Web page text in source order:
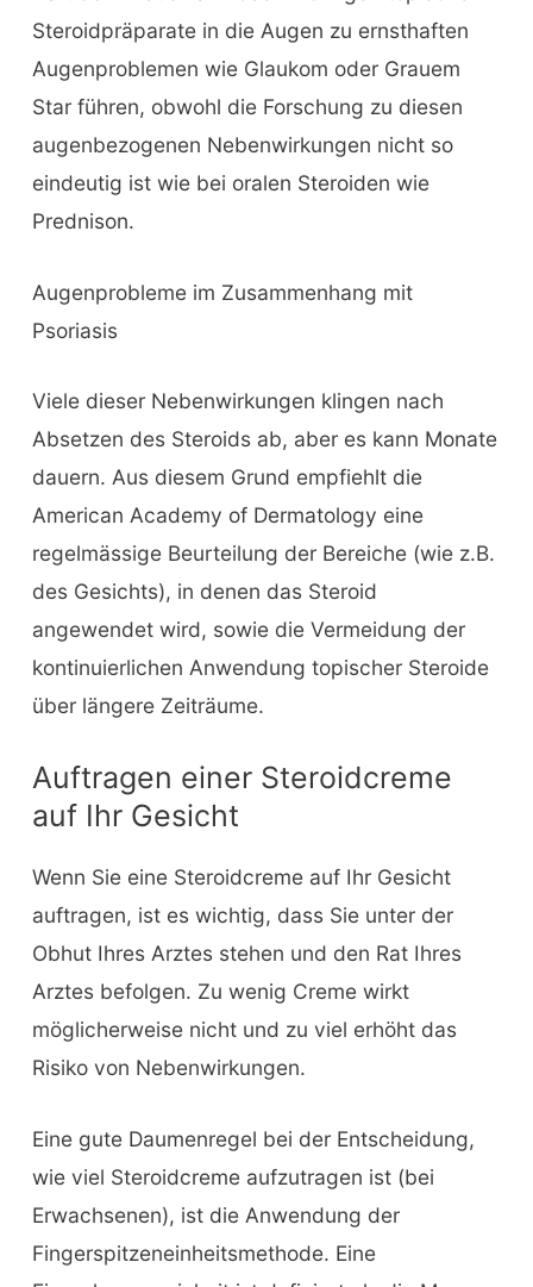
Steroidpräparate in die Augen zu ernsthaften
Augenproblemen wie Glaukom oder Grauem
Star führen, obwohl die Forschung zu diesen
augenbezogenen Nebenwirkungen nicht so
eindeutig ist wie bei oralen Steroiden wie
Prednison.
Augenprobleme im Zusammenhang mit
Psoriasis
Viele dieser Nebenwirkungen klingen nach
Absetzen des Steroids ab, aber es kann Monate
dauern. Aus diesem Grund empfiehlt die
American Academy of Dermatology eine
regelmässige Beurteilung der Bereiche (wie z.B.
des Gesichts), in denen das Steroid
angewendet wird, sowie die Vermeidung der
kontinuierlichen Anwendung topischer Steroide
über längere Zeiträume.
Auftragen einer Steroidcreme
auf Ihr Gesicht
Wenn Sie eine Steroidcreme auf Ihr Gesicht
auftragen, ist es wichtig, dass Sie unter der
Obhut Ihres Arztes stehen und den Rat Ihres
Arztes befolgen. Zu wenig Creme wirkt
möglicherweise nicht und zu viel erhöht das
Risiko von Nebenwirkungen.
Eine gute Daumenregel bei der Entscheidung,
wie viel Steroidcreme aufzutragen ist (bei
Erwachsenen), ist die Anwendung der
Fingerspitzeneinheitsmethode. Eine